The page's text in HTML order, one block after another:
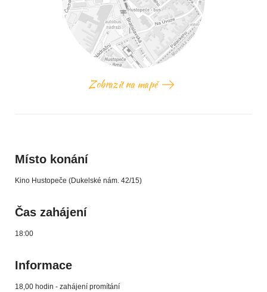
Zobrazit na mapě
Místo konání
Kino Hustopeče (Dukelské nám. 42/15)
Čas zahájení
18:00
Informace
18,00 hodin - zahájení promítání